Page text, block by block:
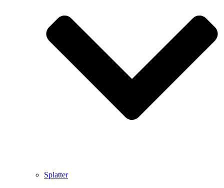
Splatter